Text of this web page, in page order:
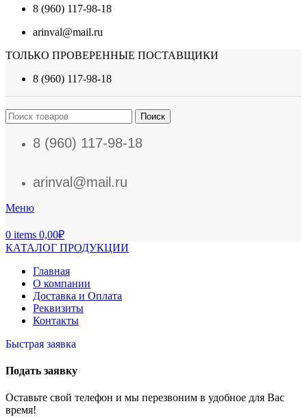
8 (960) 117-98-18
arinval@mail.ru
ТОЛЬКО ПРОВЕРЕННЫЕ ПОСТАВЩИКИ
8 (960) 117-98-18
Поиск
8 (960) 117-98-18
arinval@mail.ru
Меню
0 items 0,00₽
КАТАЛОГ ПРОДУКЦИИ
Главная
О компании
Доставка и Оплата
Реквизиты
Контакты
Быстрая заявка
Подать заявку
Оставьте свой телефон и мы перезвоним в удобное для Вас
время!